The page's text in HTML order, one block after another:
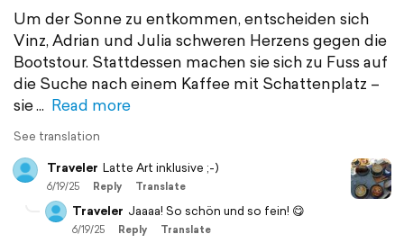
Um der Sonne zu entkommen, entscheiden sich
Vinz, Adrian und Julia schweren Herzens gegen die
Bootstour. Stattdessen machen sie sich zu Fuss auf
die Suche nach einem Kaffee mit Schattenplatz –
sie
Read more
See translation
Traveler Latte Art inklusive ;-)
6/19/25 Reply Translate
Traveler Jaaaa! So schön und so fein! 😋
6/19/25 Reply Translate